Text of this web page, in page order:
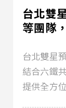
台北雙
等團隊
台北雙星
結合六鐵
提供全方